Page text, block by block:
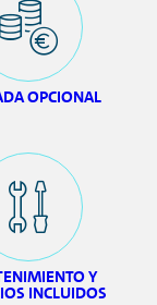
OPCIONAL
Y
INCLUIDOS